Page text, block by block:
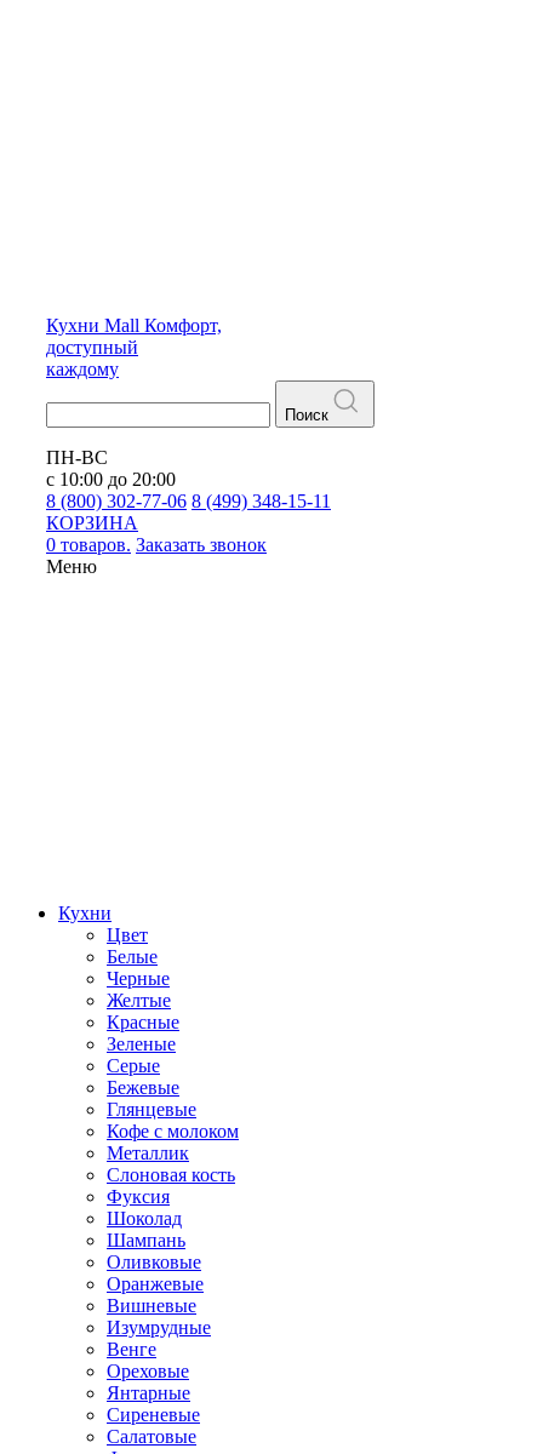
Кухни Mall Комфорт,
доступный
каждому
Поиск
ПН-ВС
с 10:00 до 20:00
8 (800) 302-77-06 8 (499) 348-15-11
КОРЗИНА
0 товаров. Заказать звонок
Меню
Кухни
Цвет
Белые
Черные
Желтые
Красные
Зеленые
Серые
Бежевые
Глянцевые
Кофе с молоком
Металлик
Слоновая кость
Фуксия
Шоколад
Шампань
Оливковые
Оранжевые
Вишневые
Изумрудные
Венге
Ореховые
Янтарные
Сиреневые
Салатовые